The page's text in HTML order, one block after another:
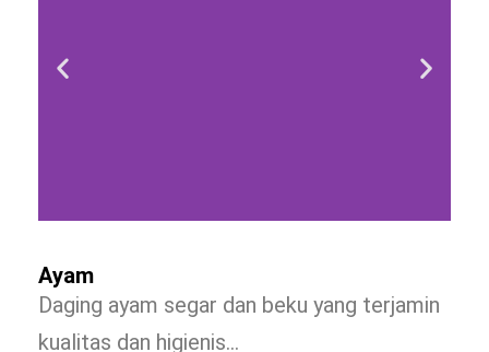
Ayam
Daging ayam segar dan beku yang terjamin
kualitas dan higienis…